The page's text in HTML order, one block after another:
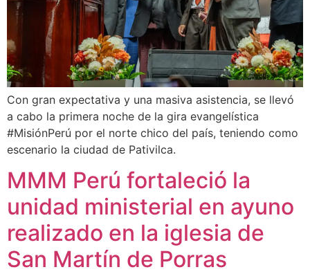
Con gran expectativa y una masiva asistencia, se llevó
a cabo la primera noche de la gira evangelística
#MisiónPerú por el norte chico del país, teniendo como
escenario la ciudad de Pativilca.
MMM Perú fortaleció la
unidad ministerial en ayuno
realizado en la iglesia de
San Martín de Porras